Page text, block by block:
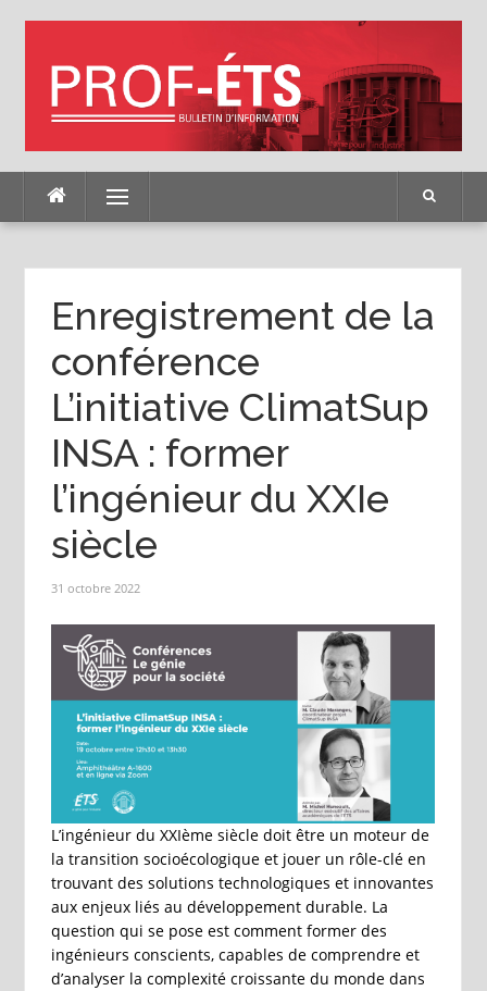
Menu
Enregistrement de la
conférence
L’initiative ClimatSup
INSA : former
l’ingénieur du XXIe
siècle
31 octobre 2022
L’ingénieur du XXIème siècle doit être un moteur de
la transition socioécologique et jouer un rôle-clé en
trouvant des solutions technologiques et innovantes
aux enjeux liés au développement durable. La
question qui se pose est comment former des
ingénieurs conscients, capables de comprendre et
d’analyser la complexité croissante du monde dans